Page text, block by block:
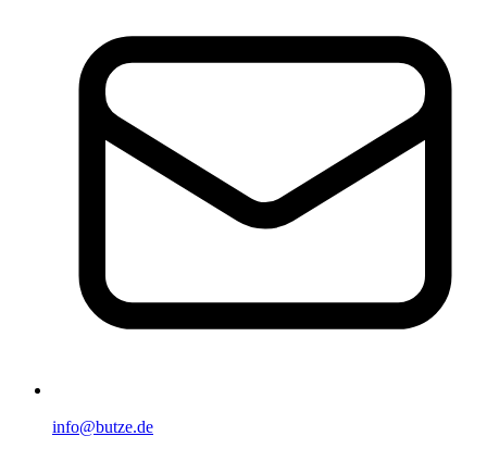
info@butze.de